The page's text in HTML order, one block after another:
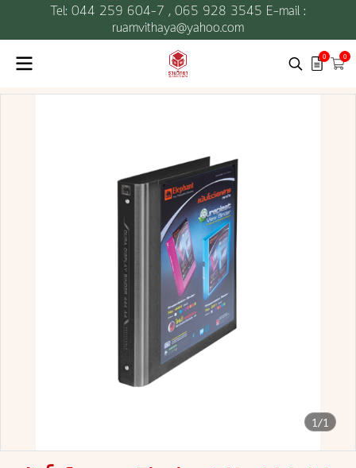
Tel: 044 259 604-7 , 065 928 3545 E-mail :
ruamvithaya@yahoo.com
0 0
1/1